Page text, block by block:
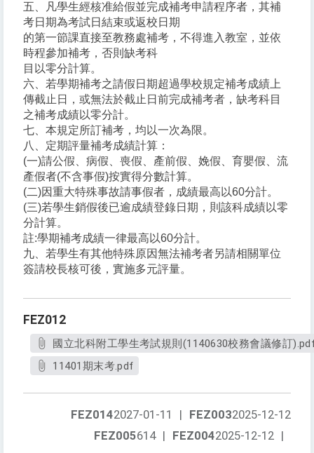
五、凡學生經核准給假並完成補考申請程序者，其補
考日期為考試日結束或返校日期
的第一節課直接至教務處補考，不得進入教室，並依
時程參加補考，否則缺考科
目以零分計算。
六、若學期補考之請假日期超過學校規定補考成績上
傳截止日，或無法於截止日前完成補考者，缺考科目
之補考成績以零分計。
七、本規定所訂補考，均以一次為限。
八、定期評量補考成績計算：
(一)請公假、病假、喪假、產前假、娩假、育嬰假、流
產假者(不含事假)按實得分數計算。
(二)因重大特殊事故請事假者，成績最高以60分計。
(三)若學生銷假後已逾成績登錄日期，則該科成績以零
分計算。
註:學期補考成績一律最高以60分計。
九、若學生有其他特殊原因無法補考者另請相關單位
簽請校長核可後，實施多元評量。
FEZ012
國立北科附工學生考試規則(1140630校務會議修訂
11401期末考.pdf
FEZ0032025-12-12
FEZ0142027-01-11
|
FEZ0042025-12-12 |
FEZ005614 |